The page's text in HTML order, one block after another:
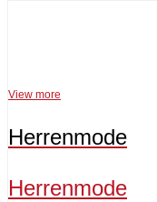
View more
Herrenmode
Herrenmode